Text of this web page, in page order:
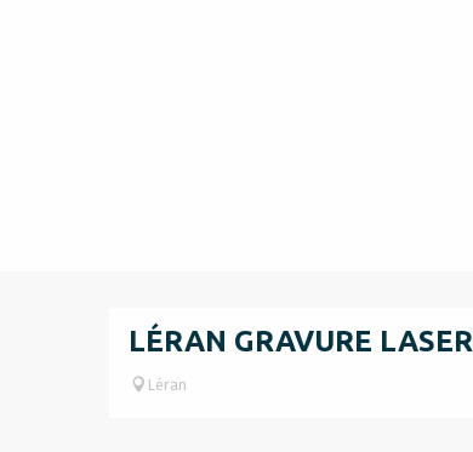
LÉRAN GRAVURE LASER
Léran